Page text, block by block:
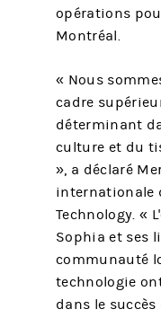
opérations
Montréal.
« Nous
cadre
déterminant
culture et du
», a déclaré
internationale
Technology. «
Sophia et ses
communauté
technologie
dans le